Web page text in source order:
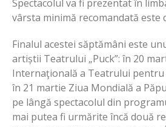
Spectacolul va fi prezentat în
vârsta minimă recomandată este
Finalul acestei săptămâni este
artiștii Teatrului „Puck”: în 20
Internaţională a Teatrului
în 21 martie Ziua Mondială a
pe lângă spectacolul din
mai putea fi urmărite încă două